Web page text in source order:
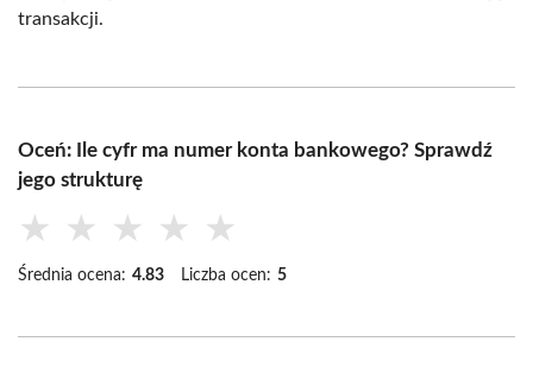
transakcji.
Oceń: Ile cyfr ma numer konta bankowego? Sprawdź
jego strukturę
★ ★ ★ ★ ★
Średnia ocena: 4.83 Liczba ocen: 5